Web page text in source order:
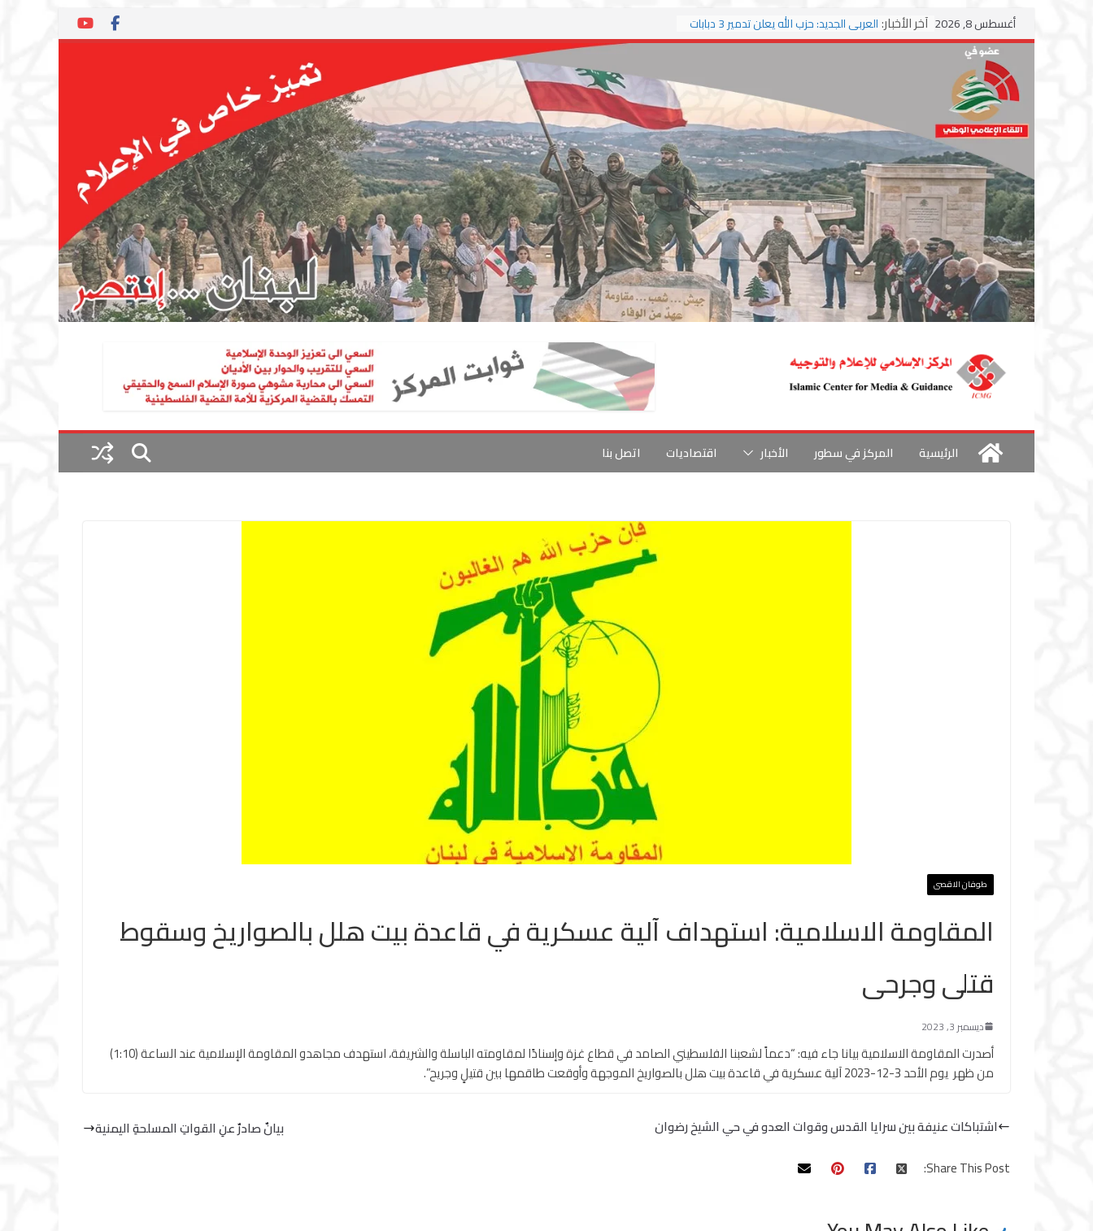
Skip
to
content
أغسطس 8, 2026 آخر الأخبار: العربي الجديد: حزب الله يعلن تدمير 3 دبابات
وسط اشتباكات مع جيش الاحتلال
الجمهورية: إسرائيل إلى واشنطن بخريطة
احتلال جديدة ولبنان أمام اختبار التفاوض
بزشكيان وترامب يوقعان اتفاق إسلام آباد
تمهيداً لاستئناف المفاوضات
استهداف دراجة نارية على طريق العباسية
وغارة على أطراف البيسارية فجرا
الرئيسية المركز في سطور الأخبار اقتصاديات اتصل بنا
طوفان الاقصى
المقاومة الاسلامية: استهداف آلية عسكرية في قاعدة بيت هلل بالصواريخ وسقوط
قتلى وجرحى
ديسمبر 3, 2023
أصدرت المقاومة الاسلامية بيانا جاء فيه: “دعماً لشعبنا الفلسطيني الصامد في قطاع غزة وإسنادًا لمقاومته الباسلة ‏والشريفة، استهدف مجاهدو المقاومة الإسلامية عند الساعة (1:10)
من ظهر ‏يوم الأحد 3-12-2023 آلية عسكرية في قاعدة بيت هلل بالصواريخ الموجهة ‏وأوقعت طاقمها بين قتيلٍ وجريح”.
اشتباكات عنيفة بين سرايا القدس وقوات العدو في حي الشيخ رضوان
‏بيانٌ صادرٌ عنِ القواتِ المسلحةِ اليمنية
Share This Post: